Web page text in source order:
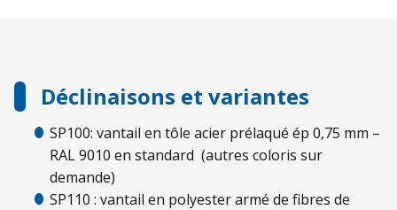
Déclinaisons et variantes
SP100: vantail en tôle acier prélaqué ép 0,75 mm –
RAL 9010 en standard (autres coloris sur
demande)
SP110 : vantail en polyester armé de fibres de